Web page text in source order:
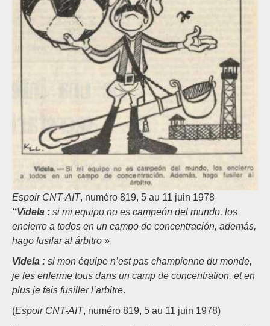
Espoir CNT-AIT, numéro 819, 5 au 11 juin 1978
“Videla : si mi equipo no es campeón del mundo, los
encierro a todos en un campo de concentración, además,
hago fusilar al árbitro »
Videla : si mon équipe n’est pas championne du monde,
je les enferme tous dans un camp de concentration, et en
plus je fais fusiller l’arbitre.
(Espoir CNT-AIT, numéro 819, 5 au 11 juin 1978)